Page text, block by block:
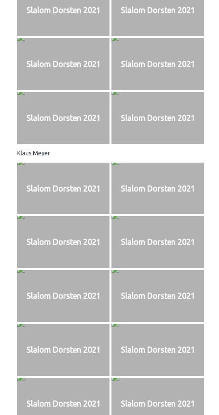
Slalom Dorsten 2021 Slalom Dorsten 2021
Slalom Dorsten 2021 Slalom Dorsten 2021
Slalom Dorsten 2021
Klaus Meyer
Slalom Dorsten 2021
Slalom Dorsten 2021 Slalom Dorsten 2021
Slalom Dorsten 2021 Slalom Dorsten 2021
Slalom Dorsten 2021 Slalom Dorsten 2021
Slalom Dorsten 2021 Slalom Dorsten 2021
Slalom Dorsten 2021 Slalom Dorsten 2021